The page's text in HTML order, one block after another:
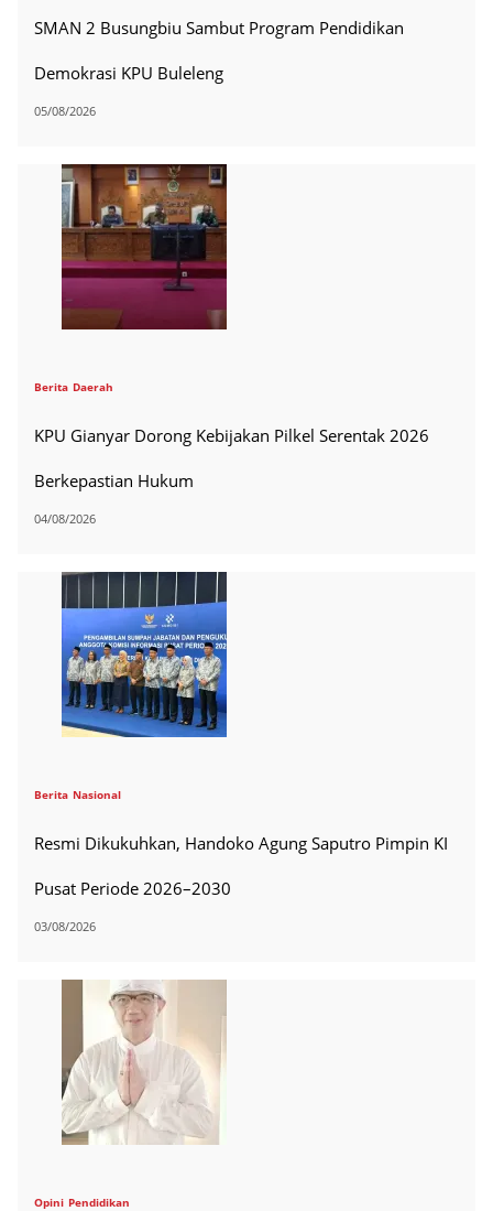
SMAN 2 Busungbiu Sambut Program Pendidikan
Demokrasi KPU Buleleng
05/08/2026
Berita Daerah
KPU Gianyar Dorong Kebijakan Pilkel Serentak 2026
Berkepastian Hukum
04/08/2026
Berita Nasional
Resmi Dikukuhkan, Handoko Agung Saputro Pimpin KI
Pusat Periode 2026–2030
03/08/2026
Opini Pendidikan